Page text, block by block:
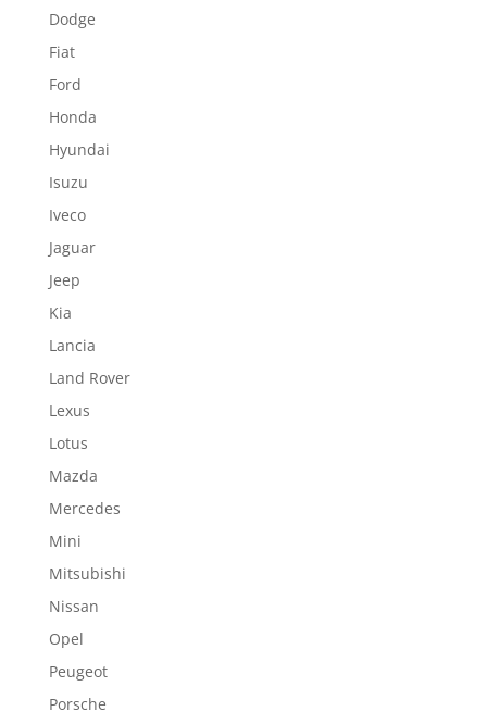
Dodge
Fiat
Ford
Honda
Hyundai
Isuzu
Iveco
Jaguar
Jeep
Kia
Lancia
Land Rover
Lexus
Lotus
Mazda
Mercedes
Mini
Mitsubishi
Nissan
Opel
Peugeot
Porsche